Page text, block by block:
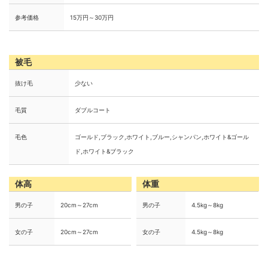
参考価格 15万円～30万円
被毛
抜け毛 少ない
毛質 ダブルコート
毛色
ゴールド,ブラック,ホワイト,ブルー,シャンパン,ホワイト&ゴール
ド,ホワイト&ブラック
体高
男の子 20cm～27cm
女の子 20cm～27cm
体重
男の子 4.5kg～8kg
女の子 4.5kg～8kg